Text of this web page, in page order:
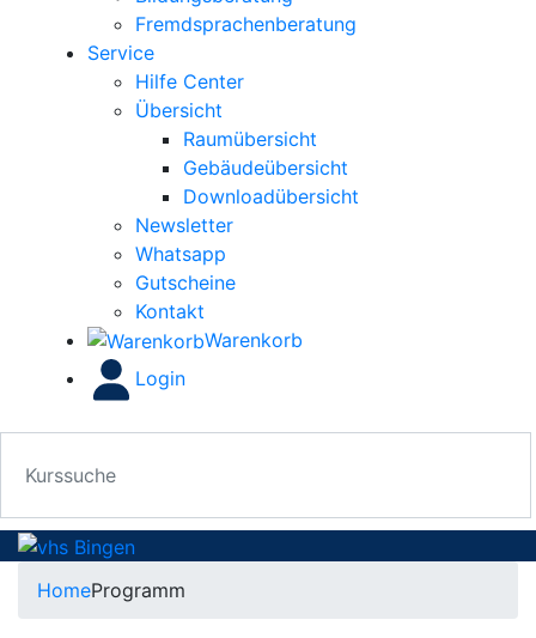
Fremdsprachenberatung
Service
Hilfe Center
Übersicht
Raumübersicht
Gebäudeübersicht
Downloadübersicht
Newsletter
Whatsapp
Gutscheine
Kontakt
Warenkorb
Login
HomeProgramm